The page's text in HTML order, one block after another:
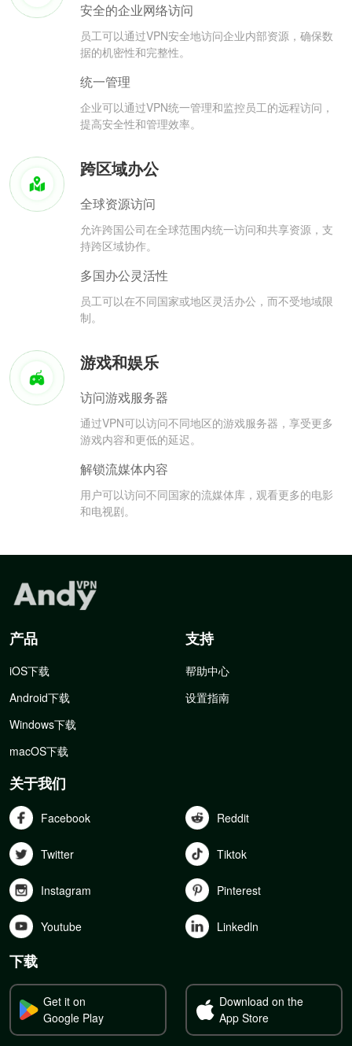
安全的企业网络访问
员工可以通过VPN安全地访问企业内部资源，确保数
据的机密性和完整性。
统一管理
企业可以通过VPN统一管理和监控员工的远程访问，
提高安全性和管理效率。
跨区域办公
全球资源访问
允许跨国公司在全球范围内统一访问和共享资源，支
持跨区域协作。
多国办公灵活性
员工可以在不同国家或地区灵活办公，而不受地域限
制。
游戏和娱乐
访问游戏服务器
通过VPN可以访问不同地区的游戏服务器，享受更多
游戏内容和更低的延迟。
解锁流媒体内容
用户可以访问不同国家的流媒体库，观看更多的电影
和电视剧。
产品
iOS下载
Android下载
Windows下载
macOS下载
支持
帮助中心
设置指南
关于我们
Facebook Reddit
Twitter Tiktok
Instagram Pinterest
Youtube Linkedln
下载
Get it on
Google Play
Download on the
App Store